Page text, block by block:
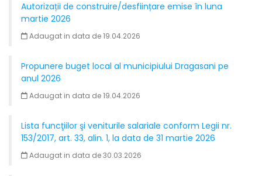
Autorizații de construire/desființare emise în luna
martie 2026
Adaugat in data de 19.04.2026
Propunere buget local al municipiului Dragasani pe
anul 2026
Adaugat in data de 19.04.2026
Lista funcţiilor şi veniturile salariale conform Legii nr.
153/2017, art. 33, alin. 1, la data de 31 martie 2026
Adaugat in data de 30.03.2026